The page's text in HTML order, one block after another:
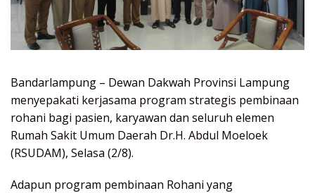
Bandarlampung – Dewan Dakwah Provinsi Lampung
menyepakati kerjasama program strategis pembinaan
rohani bagi pasien, karyawan dan seluruh elemen
Rumah Sakit Umum Daerah Dr.H. Abdul Moeloek
(RSUDAM), Selasa (2/8).
Adapun program pembinaan Rohani yang